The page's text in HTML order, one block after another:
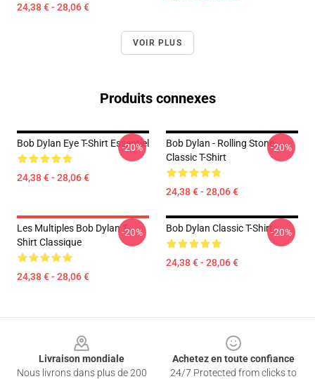
24,38 € - 28,06 €
VOIR PLUS
Produits connexes
Bob Dylan Eye T-Shirt Essentiel
24,38 € - 28,06 €
-20%
Bob Dylan - Rolling Stone
Classic T-Shirt
24,38 € - 28,06 €
-20%
Les Multiples Bob Dylan T-
Shirt Classique
24,38 € - 28,06 €
-20% Bob Dylan Classic T-Shirt
24,38 € - 28,06 €
-20%
Livraison mondiale
Nous livrons dans plus de 200
Achetez en toute confiance
24/7 Protected from clicks to